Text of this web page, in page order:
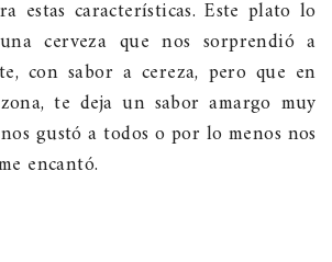
estas características. Este plato lo
cerveza que nos sorprendió a
con sabor a cereza, pero que en
te deja un sabor amargo muy
gustó a todos o por lo menos nos
encantó.